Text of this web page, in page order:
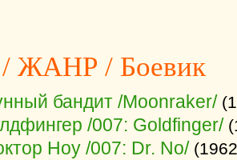
ЖАНР / Боевик
бандит /Moonraker/
/007: Goldfinger/
Ноу /007: Dr. No/